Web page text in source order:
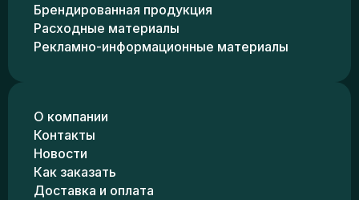
Брендированная продукция
Расходные материалы
Рекламно-информационные материалы
О компании
Контакты
Новости
Как заказать
Доставка и оплата